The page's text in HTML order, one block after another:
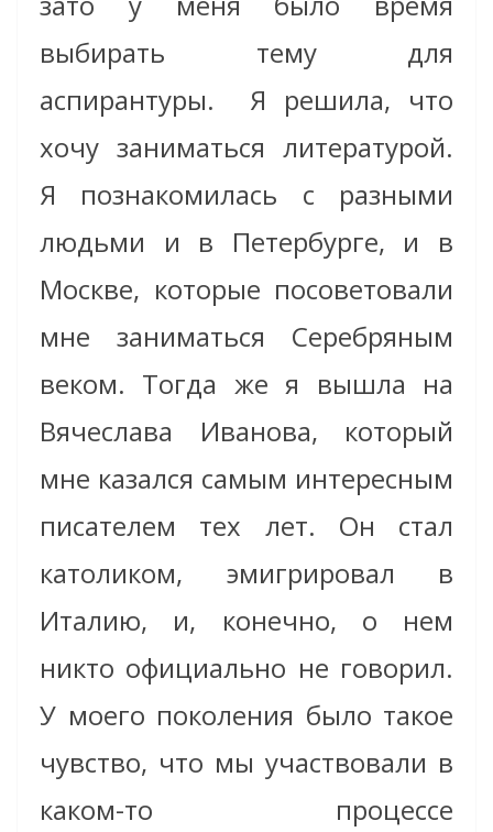
выбирать тему для
аспирантуры. Я решила, что
хочу заниматься литературой.
Я познакомилась с разными
людьми и в Петербурге, и в
Москве, которые посоветовали
мне заниматься Серебряным
веком. Тогда же я вышла на
Вячеслава Иванова, который
мне казался самым интересным
писателем тех лет. Он стал
католиком, эмигрировал в
Италию, и, конечно, о нем
никто официально не говорил.
У моего поколения было такое
чувство, что мы участвовали в
каком-то процессе